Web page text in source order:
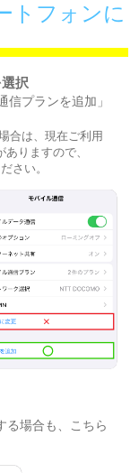
トフォンに
択
プランを追加」
合は、現在ご利用
りますので、
さい。
る場合も、こちら